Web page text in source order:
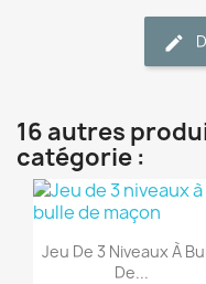
16 autres
catégorie :
Aperçu rapide
Jeu De 3 Niveaux À
De...